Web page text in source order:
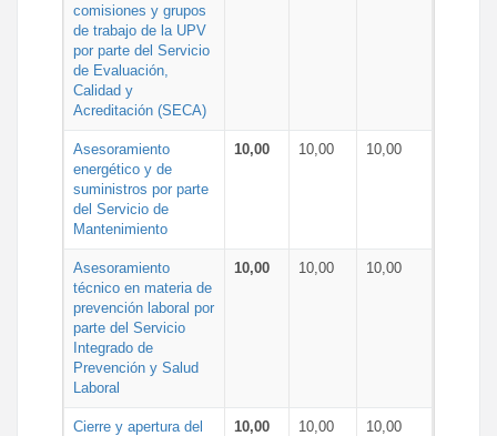
comisiones y grupos
de trabajo de la UPV
por parte del Servicio
de Evaluación,
Calidad y
Acreditación (SECA)
Asesoramiento
energético y de
suministros por parte
del Servicio de
Mantenimiento
10,00 10,00 10,00
Asesoramiento
técnico en materia de
prevención laboral por
parte del Servicio
Integrado de
Prevención y Salud
Laboral
10,00 10,00 10,00
Cierre y apertura del
10,00 10,00 10,00